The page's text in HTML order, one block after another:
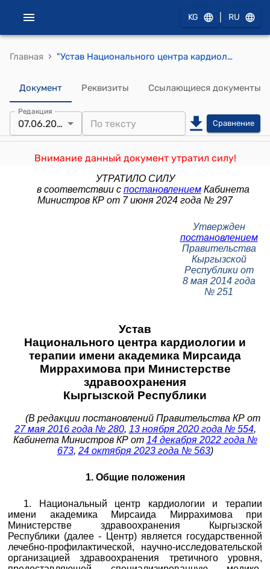
KG RU
Главная › "Устав Национального центра кардиологии и терапии имени академика Мирсаида Миррахимова при Министерстве здравоохранения Кыргызской Республики" (утвержден постановлением Правительства Кыргызской Республики от 8 мая 2014 года № 251)
Документ Реквизиты Ссылающиеся документы
Редакция
07.06.2024 Сравнение
Внимание данный документ утратил силу!